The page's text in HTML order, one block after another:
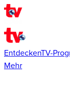
EntdeckenTV-
Mehr